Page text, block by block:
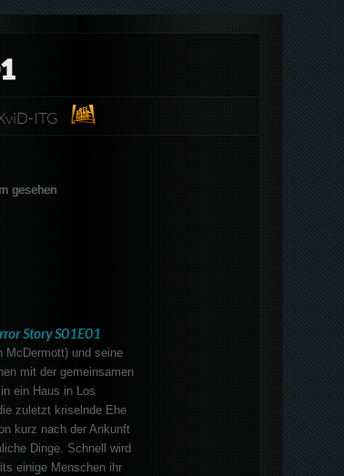
ITG
gesehen
Story S01E01
McDermott) und seine
mit der gemeinsamen
ein Haus in Los
zuletzt kriselnde Ehe
kurz nach der Ankunft
Dinge. Schnell wird
einige Menschen ihr